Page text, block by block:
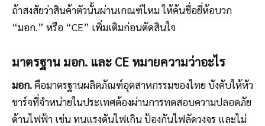
ถ้าสงสัยว่าสินค้าตัวนั้นผ่านเกณฑ์ไหม ให้ค้นชื่อยี่ห้อบวก
“มอก.” หรือ “CE” เพิ่มเติมก่อนตัดสินใจ
มาตรฐาน มอก. และ CE หมายความว่าอะไร
มอก.คือมาตรฐานผลิตภัณฑ์อุตสาหกรรมของไทย บังคับให้หัว
ชาร์จที่จำหน่ายในประเทศต้องผ่านการทดสอบความปลอดภัย
ด้านไฟฟ้า เช่น ทนแรงดันไฟเกิน ป้องกันไฟลัดวงจร และไม่